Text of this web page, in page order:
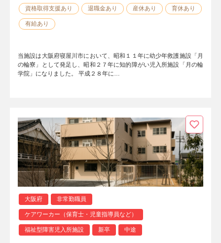
資格取得支援あり 退職金あり 産休あり 育休あり
有給あり
当施設は大阪府寝屋川市において、昭和１１年に幼少年救護施設「月
の輪寮」として発足し、昭和２７年に知的障がい児入所施設「月の輪
学院」になりました。 平成２８年に…
大阪府 非常勤職員
ケアワーカー（保育士・児童指導員など）
福祉型障害児入所施設 新卒 中途